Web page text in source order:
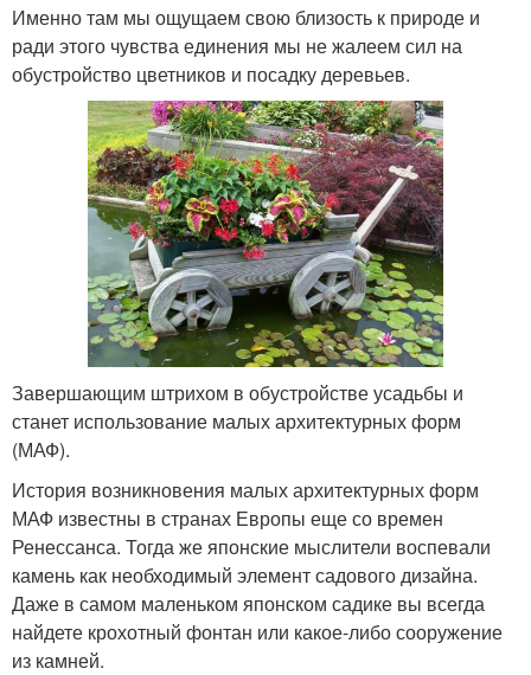
Именно там мы ощущаем свою близость к природе и
ради этого чувства единения мы не жалеем сил на
обустройство цветников и посадку деревьев.
Завершающим штрихом в обустройстве усадьбы и
станет использование малых архитектурных форм
(МАФ).
История возникновения малых архитектурных форм
МАФ известны в странах Европы еще со времен
Ренессанса. Тогда же японские мыслители воспевали
камень как необходимый элемент садового дизайна.
Даже в самом маленьком японском садике вы всегда
найдете крохотный фонтан или какое-либо сооружение
из камней.